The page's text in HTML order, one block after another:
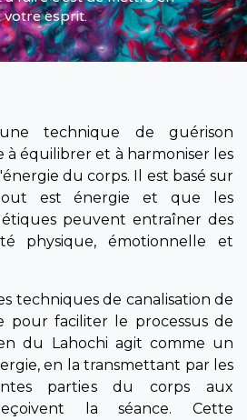
votre esprit.
technique de guérison
à équilibrer et à harmoniser les
du corps. Il est basé sur
est énergie et que les
peuvent entraîner des
physique, émotionnelle et
techniques de canalisation de
pour faciliter le processus de
du Lahochi agit comme un
en la transmettant par les
parties du corps aux
la séance. Cette